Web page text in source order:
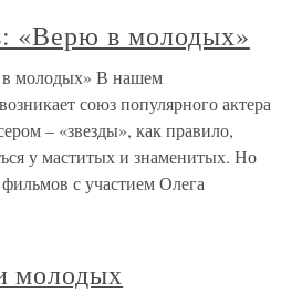
«Верю в молодых»
молодых» В нашем
союз популярного актера
– «звезды», как правило,
у маститых и знаменитых. Но
с участием Олега
молодых